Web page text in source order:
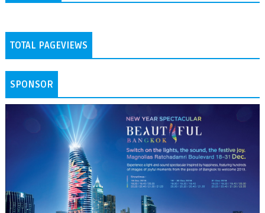
TOTAL PAGEVIEWS
SPONSOR